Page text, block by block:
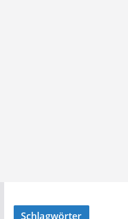
Schlagwörter